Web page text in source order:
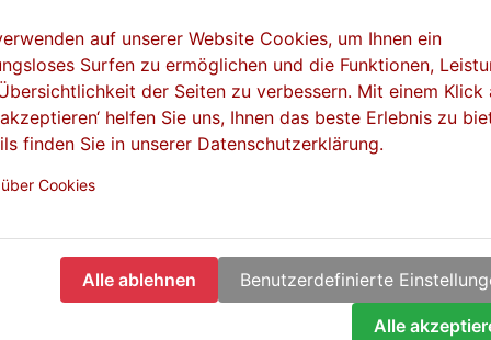
Mikrofaser-
25 x 25
180 g/m², 20 Stück
auf Lager
5,90 €
+ WARENKORB
SEFIS Basic
Motorradschloss mit Alarm
auf Lager
+ WARENKORB
SEFIS
mit
+
auf unserer Website Cookies, um Ihnen ein
Surfen zu ermöglichen und die Funktionen,
der Seiten zu verbessern. Mit einem Klick
akzeptieren‘ helfen Sie uns, Ihnen das beste Erlebnis zu
finden Sie in unserer Datenschutzerklärung.
Cookies
Alle ablehnen Benutzerdefinierte
Alle